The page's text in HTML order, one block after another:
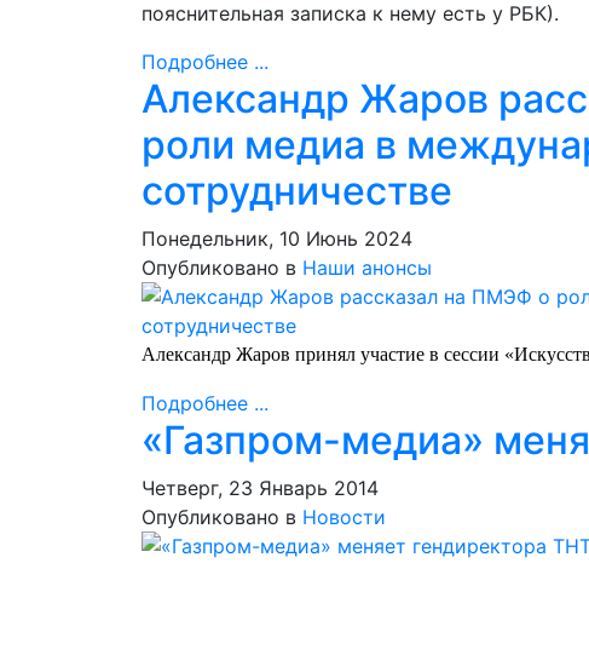
пояснительная записка к нему есть у РБК).
Подробнее ...
Александр Жаров
роли медиа в
сотрудничестве
Понедельник, 10 Июнь 2024
Опубликовано в Наши анонсы
Александр Жаров принял участие в сессии
Подробнее ...
«Газпром-медиа»
Четверг, 23 Январь 2014
Опубликовано в Новости